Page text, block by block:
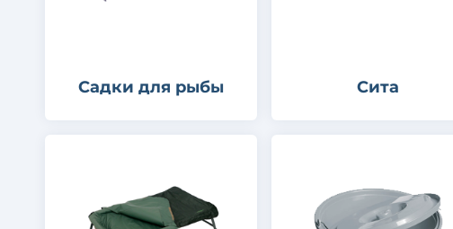
Садки для рыбы Сита